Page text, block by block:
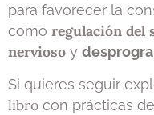
para favorecer la
como regulación del
nervioso y
Si quieres seguir
libro con prácticas